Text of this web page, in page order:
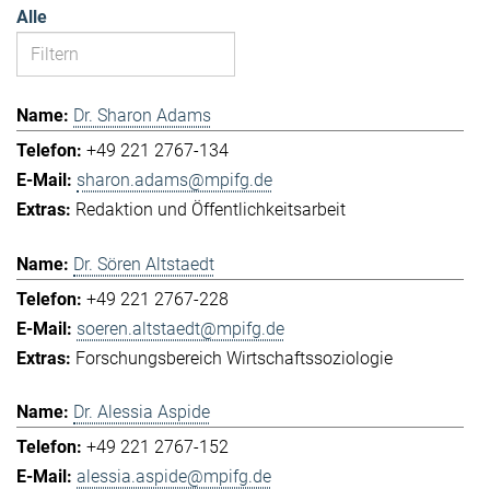
Alle
Dr. Sharon Adams
+49 221 2767-134
sharon.adams@mpifg.de
Redaktion und Öffentlichkeitsarbeit
Dr. Sören Altstaedt
+49 221 2767-228
soeren.altstaedt@mpifg.de
Forschungsbereich Wirtschaftssoziologie
Dr. Alessia Aspide
+49 221 2767-152
alessia.aspide@mpifg.de